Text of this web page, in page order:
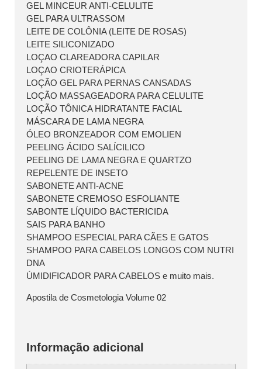
GEL MINCEUR ANTI-CELULITE
GEL PARA ULTRASSOM
LEITE DE COLÔNIA (LEITE DE ROSAS)
LEITE SILICONIZADO
LOÇAO CLAREADORA CAPILAR
LOÇAO CRIOTERÁPICA
LOÇÃO GEL PARA PERNAS CANSADAS
LOÇÃO MASSAGEADORA PARA CELULITE
LOÇÃO TÔNICA HIDRATANTE FACIAL
MÁSCARA DE LAMA NEGRA
ÓLEO BRONZEADOR COM EMOLIEN
PEELING ÁCIDO SALÍCILICO
PEELING DE LAMA NEGRA E QUARTZO
REPELENTE DE INSETO
SABONETE ANTI-ACNE
SABONETE CREMOSO ESFOLIANTE
SABONTE LÍQUIDO BACTERICIDA
SAIS PARA BANHO
SHAMPOO ESPECIAL PARA CÃES E GATOS
SHAMPOO PARA CABELOS LONGOS COM NUTRI
DNA
ÚMIDIFICADOR PARA CABELOS e muito mais.
Apostila de Cosmetologia Volume 02
Informação adicional